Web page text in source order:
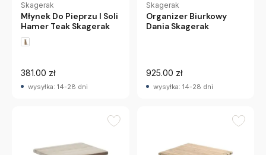
Skagerak
Młynek Do Pieprzu I Soli
Hamer Teak Skagerak
381.00 zł
wysyłka: 14-28 dni
Skagerak
Organizer Biurkowy
Dania Skagerak
925.00 zł
wysyłka: 14-28 dni